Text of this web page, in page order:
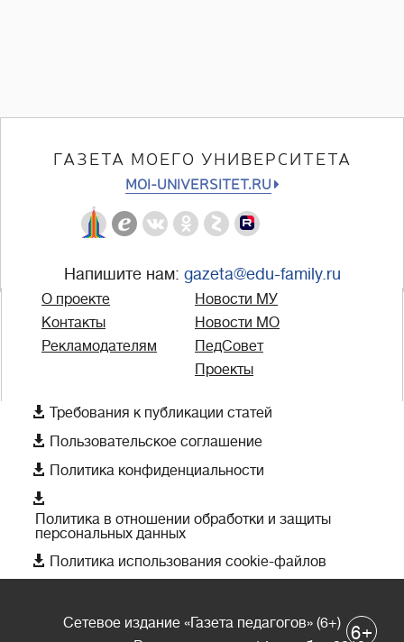
ГАЗЕТА МОЕГО УНИВЕРСИТЕТА
MOI-UNIVERSITET.RU
Напишите нам: gazeta@edu-family.ru
О проекте
Контакты
Рекламодателям
Новости МУ
Новости МО
ПедСовет
Проекты
 Требования к публикации статей
 Пользовательское соглашение
 Политика конфиденциальности

Политика в отношении обработки и защиты
персональных данных
 Политика использования cookie-файлов
Сетевое издание «Газета педагогов» (6+)
6+